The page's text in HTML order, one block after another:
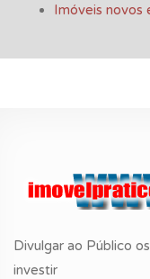
Imóveis novos
Divulgar ao Público
investir